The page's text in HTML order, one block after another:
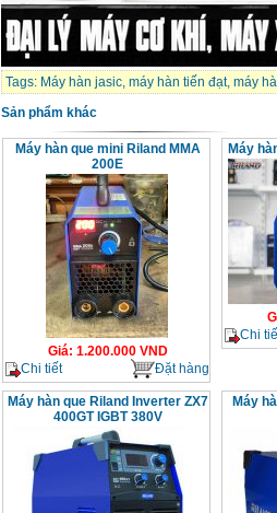
Tags: Máy hàn jasic, máy hàn tiến đạt, máy
Sản phẩm khác
Máy hàn que mini Riland MMA
200E
Giá: 1.200.000VND
Chi tiết
Đặt hàng
Máy
Chi
Máy hàn que Riland Inverter ZX7
400GT IGBT 380V
Máy